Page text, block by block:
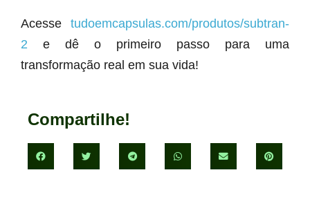
Acesse tudoemcapsulas.com/produtos/subtran-
2 e dê o primeiro passo para uma
transformação real em sua vida!
Compartilhe!